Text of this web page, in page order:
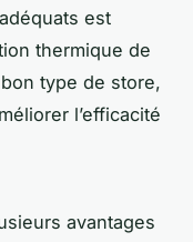
adéquats est
thermique de
type de store,
l’efficacité
avantages